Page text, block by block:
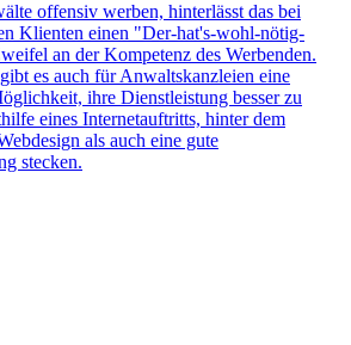
offensiv werben, hinterlässt das bei
Klienten einen "Der-hat's-wohl-nötig-
an der Kompetenz des Werbenden.
es auch für Anwaltskanzleien eine
ihre Dienstleistung besser zu
eines Internetauftritts, hinter dem
als auch eine gute
stecken.